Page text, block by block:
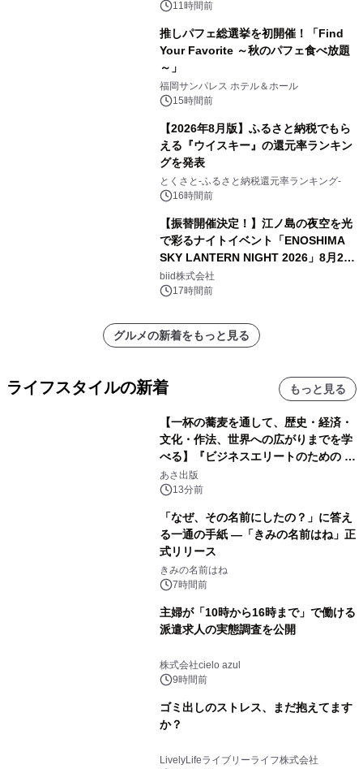
11時間前
推しパフェ総選挙を初開催！「Find
Your Favorite ～秋のパフェ食べ放題
～」
福岡サンパレス ホテル＆ホール
15時間前
【2026年8月版】ふるさと納税でもら
える『ウイスキー』の還元率ランキン
グを発表
とくさと-ふるさと納税還元率ランキング-
16時間前
【振替開催決定！】江ノ島の夜空を光
で彩るナイトイベント「ENOSHIMA
SKY LANTERN NIGHT 2026」8月22
日(土)振替開催＆受付スタート！
biid株式会社
17時間前
グルメの新着をもっと見る
ライフスタイルの新着 もっと見る
【一杯の蕎麦を通して、歴史・経済・
文化・作法、世界への広がりまでを学
べる】『ビジネスエリートのための 教
養としての蕎麦』2026年8月25日
（火）発売
あさ出版
13分前
「なぜ、その名前にしたの？」に答え
る一通の手紙 ―「きみの名前はね」正
式リリース
きみの名前はね
7時間前
主婦が「10時から16時まで」で働ける
派遣求人の実態調査を公開
株式会社cielo azul
9時間前
ゴミ出しのストレス、まだ抱えてます
か？
LivelyLifeライブリーライフ株式会社